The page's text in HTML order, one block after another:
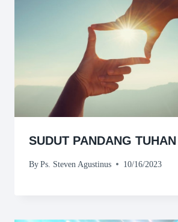
SUDUT PANDANG TUHAN
By Ps. Steven Agustinus 10/16/2023